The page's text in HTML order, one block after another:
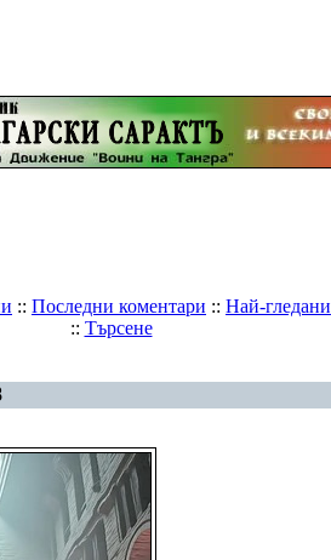
:: Последни коментари :: Най-гледани
:: Търсене